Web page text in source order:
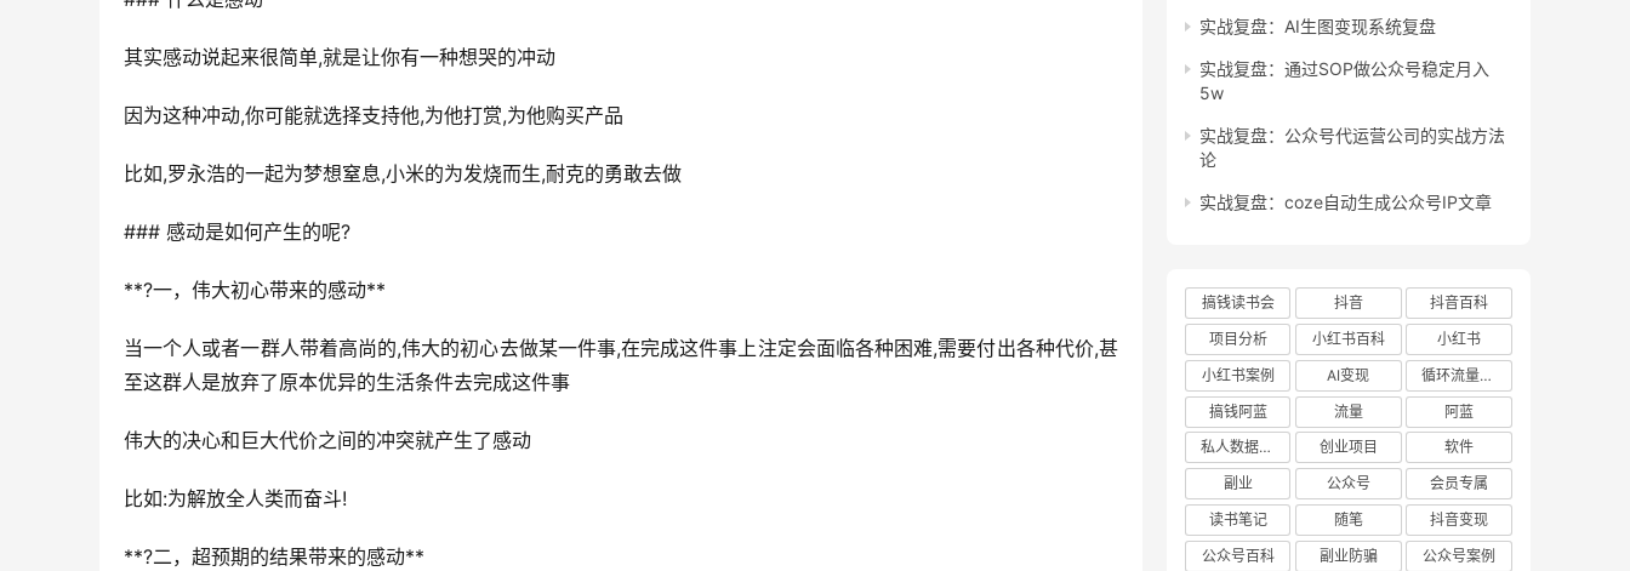
其实感动说起来很简单,就是让你有一种想哭的冲动
因为这种冲动,你可能就选择支持他,为他打赏,为他购买产品
比如,罗永浩的一起为梦想窒息,小米的为发烧而生,耐克的勇敢去做
### 感动是如何产生的呢?
**?一，伟大初心带来的感动**
当一个人或者一群人带着高尚的,伟大的初心去做某一件事,在完成这件事上注定会面临各种困难,需要付出各种代价,甚
至这群人是放弃了原本优异的生活条件去完成这件事
伟大的决心和巨大代价之间的冲突就产生了感动
比如:为解放全人类而奋斗!
**?二，超预期的结果带来的感动**
实战复盘：AI生图变现系统复盘
实战复盘：通过SOP做公众号稳定月入
5w
实战复盘：公众号代运营公司的实战方法
论
实战复盘：coze自动生成公众号IP文章
搞钱读书会 抖音
抖音百科
项目分析
小红书百科
小红书
小红书案例
AI变现
循环流量实验室
搞钱阿蓝
流量
阿蓝
私人数据库项目
创业项目
软件
副业
公众号
会员专属
读书笔记
随笔
抖音变现
公众号百科
副业防骗
公众号案例